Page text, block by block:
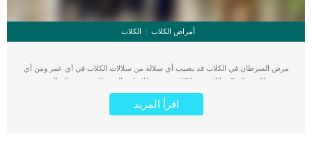
أمراض الكلاب الكلاب
مرض السرطان في الكلاب قد يصيب أي سلالة من سلالات الكلاب في أي عمر ومن أي
نوع، لكن هناك 7 سلالات في الكلاب عرضة للإصابة بالسرطان. يرجع ذلك إلى بعض
العوامل التي يؤكد الخبراء أنها تسبب السرطان، وقد ظهر ذلك في مجموعة من السلالات
الشهيرة التي يتم تربيتها بكثر في جميع أنحاء العالم. نقدم لكم في هذا المقال مجموعة
السلالات التي تصاب بمرض السرطان أكثر من غيرها كما نوضح لك كيفية اكتشاف المرض
اقرأ المزيد